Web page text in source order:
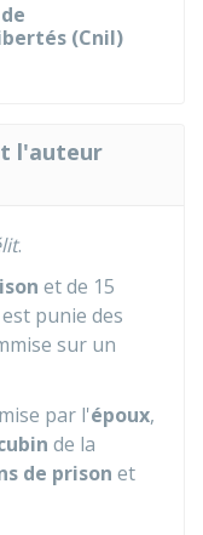
(Cnil)
l'auteur
.
et de 15
punie des
sur un
par l'époux,
de la
de prison et